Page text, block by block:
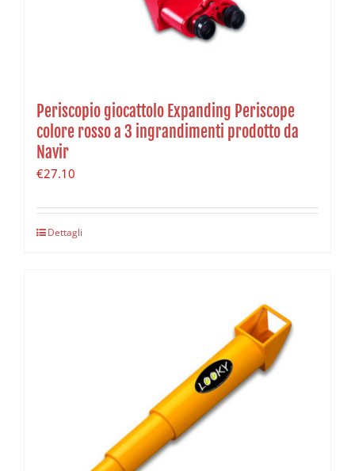
Periscopio giocattolo Expanding Periscope
colore rosso a 3 ingrandimenti prodotto da
Navir
€27.10
Dettagli